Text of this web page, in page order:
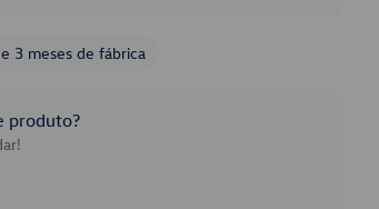
3 meses de fábrica
produto?